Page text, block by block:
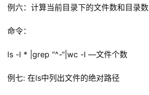
例六： 计算当前目录下的文件数和目录数
命令：
ls -l * |grep “^-“|wc -l —文件个数
例七: 在ls中列出文件的绝对路径